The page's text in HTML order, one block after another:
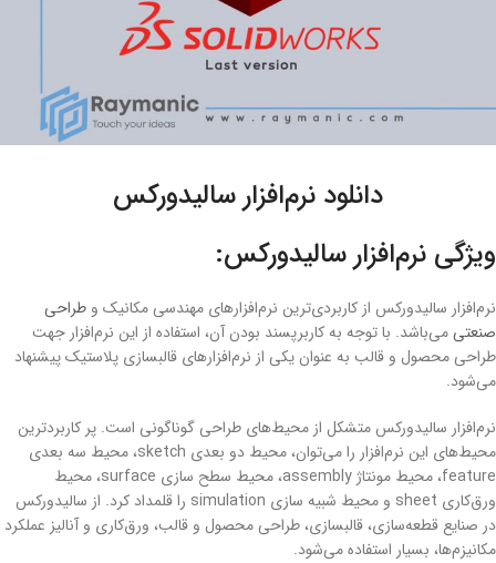
دانلود نرم‌افزار سالیدورکس
ویژگی نرم‌افزار سالیدورکس:
نرم‌افزار سالیدورکس از کاربردی‌ترین نرم‌افزارهای مهندسی مکانیک و طراحی
صنعتیمی‌باشد. با توجه به کاربرپسند بودن آن، استفاده از این نرم‌افزار جهت
طراحی محصول و قالب به عنوان یکی از نرم‌افزارهای قالبسازی پلاستیک پیشنهاد
می‌شود.
نرم‌افزار سالیدورکس متشکل از محیط‌های طراحی گوناگونی است. پر کاربردترین
محیط‌های این نرم‌افزار را می‌توان، محیط دو بعدی sketch، محیط سه بعدی
feature، محیط مونتاژ assembly، محیط سطح سازی surface، محیط
ورق‌کاری sheet و محیط شبیه سازی simulation را قلمداد کرد. از سالیدورکس
در صنایع قطعه‌سازی، قالبسازی، طراحی محصول و قالب، ورق‌کاری و آنالیز عملکرد
مکانیزم‌ها، بسیار استفاده می‌شود.